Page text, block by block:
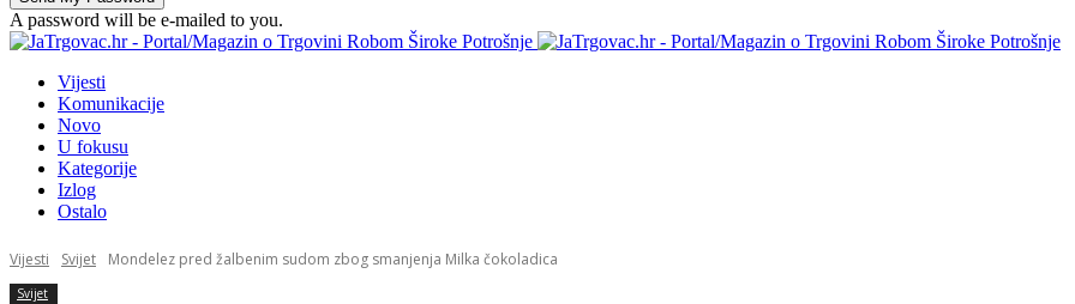
A password will be e-mailed to you.
Vijesti
Komunikacije
Novo
U fokusu
Kategorije
Izlog
Ostalo
Vijesti Svijet Mondelez pred žalbenim sudom zbog smanjenja Milka čokoladica
Svijet